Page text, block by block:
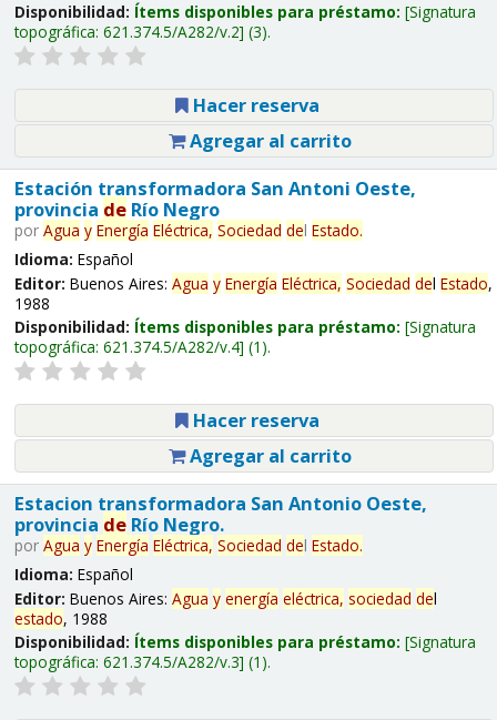
Disponibilidad: Ítems disponibles para préstamo: Signatura
topográfica: 621.374.5/A282/v.2 (3).
Hacer reserva
Agregar al carrito
Estación transformadora San Antoni Oeste,
provincia deRío Negro
por Agua y Energía Eléctrica, Sociedad del Estado.
Idioma: Español
Editor: Buenos Aires: Agua y Energía Eléctrica, Sociedad del Estado,
1988
Disponibilidad: Ítems disponibles para préstamo: Signatura
topográfica: 621.374.5/A282/v.4 (1).
Hacer reserva
Agregar al carrito
Estacion transformadora San Antonio Oeste,
provincia deRío Negro.
por Agua y Energía Eléctrica, Sociedad del Estado.
Idioma: Español
Editor: Buenos Aires: Agua y energía eléctrica, sociedad del
estado, 1988
Disponibilidad: Ítems disponibles para préstamo: Signatura
topográfica: 621.374.5/A282/v.3 (1).